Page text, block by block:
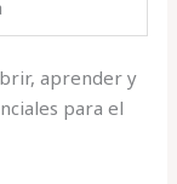
aprender y
para el